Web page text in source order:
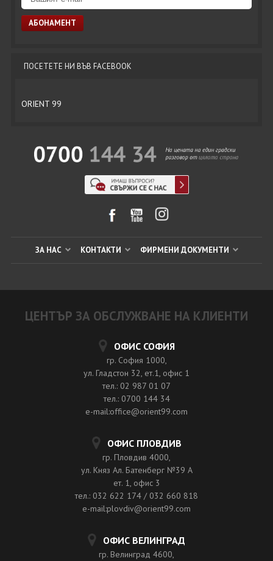
ПОСЕТЕТЕ НИ ВЪВ FACEBOOK
ORIENT 99
ЗА НАС КОНТАКТИ ФИРМЕНИ ДОКУМЕНТИ
ЦЕНТЪР ЗА ОБСЛУЖВАНЕ НА КЛИЕНТИ
ОФИС СОФИЯ
гр. София 1000,
ул. Гладстон 32, ет.1, офис 1
тел.: 02 987 01 07
тел.: 0700 144 34
e-mail:office@orient99.com
ОФИС ПЛОВДИВ
гр. Пловдив 4000,
ул. Княз Ал. Батенберг №39 A
ет. 1, офис 3
тел.: 032 622 174 / 032 660 818
e-mail:plovdiv@orient99.com
ОФИС ВЕЛИНГРАД
гр. Велинград 4600,